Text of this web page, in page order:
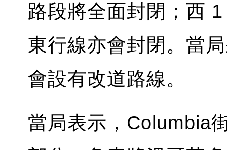
路段將全面封閉；西
東行線亦會封閉。當
會設有改道路線。
當局表示，Columbia